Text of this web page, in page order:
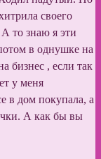
своего
то знаю я эти
в однушке на
бизнес , если так
у меня
в дом покупала, а
А как бы вы